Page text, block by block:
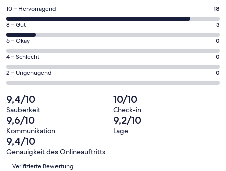
einem
neuen
Fenster
geöffnet
18
von
insgesamt
21
Gästebewertungen
haben
eine
Bewertung
von
10
-
Hervorragend
10 – Hervorragend 18
3
von
insgesamt
21
Gästebewertungen
haben
Bewertung
von
8
-
Gut
8 – Gut 3
0
von
insgesamt
21
Gästebewertungen
haben
eine
Bewertung
von
6
-
Okay
6 – Okay 0
0
von
insgesamt
Gästebewertungen
haben
eine
Bewertung
von
4
4 – Schlecht 0
0
von
insgesamt
21
Gästebewertungen
haben
eine
Bewertung
2 – Ungenügend 0
9,4/10
Sauberkeit
10/10
Check-in
9,6/10
Kommunikation
9,2/10
Lage
9,4/10
Genauigkeit des Onlineauftritts
Bewertungen
Verifizierte Bewertung